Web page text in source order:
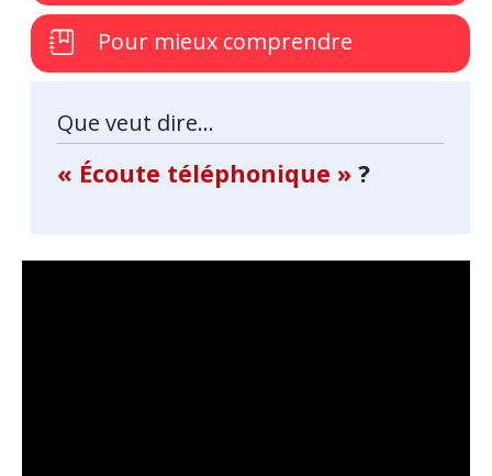
Pour mieux comprendre
Que veut dire...
« Écoute téléphonique » ?